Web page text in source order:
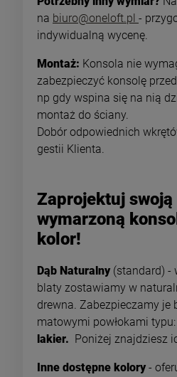
na biuro@oneloft.pl -
indywidualną wycenę.
Montaż: Konsola nie
zabezpieczyć konsolę
np gdy wspina się na nią
montaż do ściany.
Dobór odpowiednich
gestii Klienta.
Zaprojektuj swoją
wymarzoną
kolor!
Dąb Naturalny (standard) -
blaty zostawiamy w
drewna. Zabezpieczamy je
matowymi powłokami typu:
lakier. Poniżej znajdziesz
Inne dostępne kolory -